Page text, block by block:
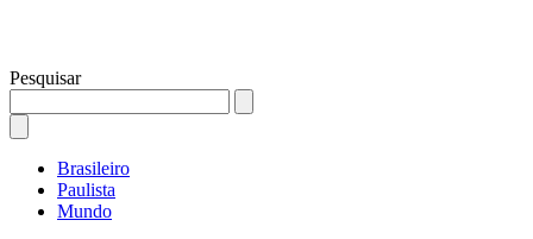
Pesquisar
Brasileiro
Paulista
Mundo